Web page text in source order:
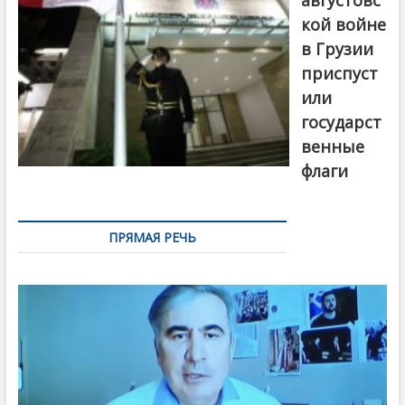
кой войне
в Грузии
приспуст
или
государст
венные
флаги
ПРЯМАЯ РЕЧЬ